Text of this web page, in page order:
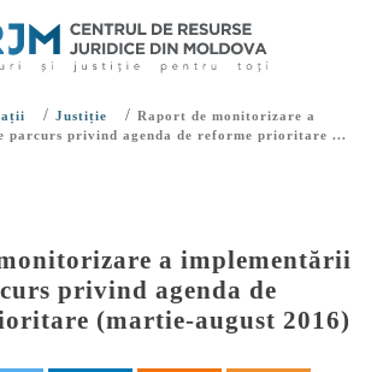
/ Justiție / Raport de monitorizare a
parcurs privind agenda de reforme prioritare ...
a implementării
privind agenda de
(martie-august 2016)